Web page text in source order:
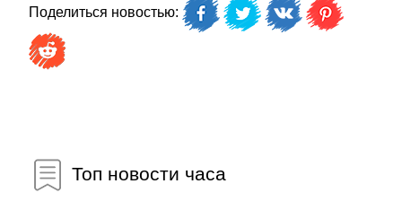
Поделиться новостью:
Топ новости часа